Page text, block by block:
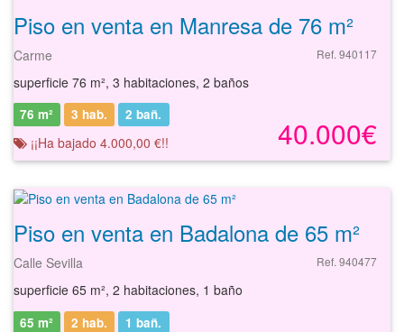
Piso en venta en Manresa de 76 m²
Carme Ref. 940117
superficie 76 m², 3 habitaciones, 2 baños
40.000€
76 m² 3 hab. 2 bañ.
¡¡Ha bajado 4.000,00 €!!
Piso en venta en Badalona de 65 m²
Calle Sevilla Ref. 940477
superficie 65 m², 2 habitaciones, 1 baño
65 m² 2 hab. 1 bañ.